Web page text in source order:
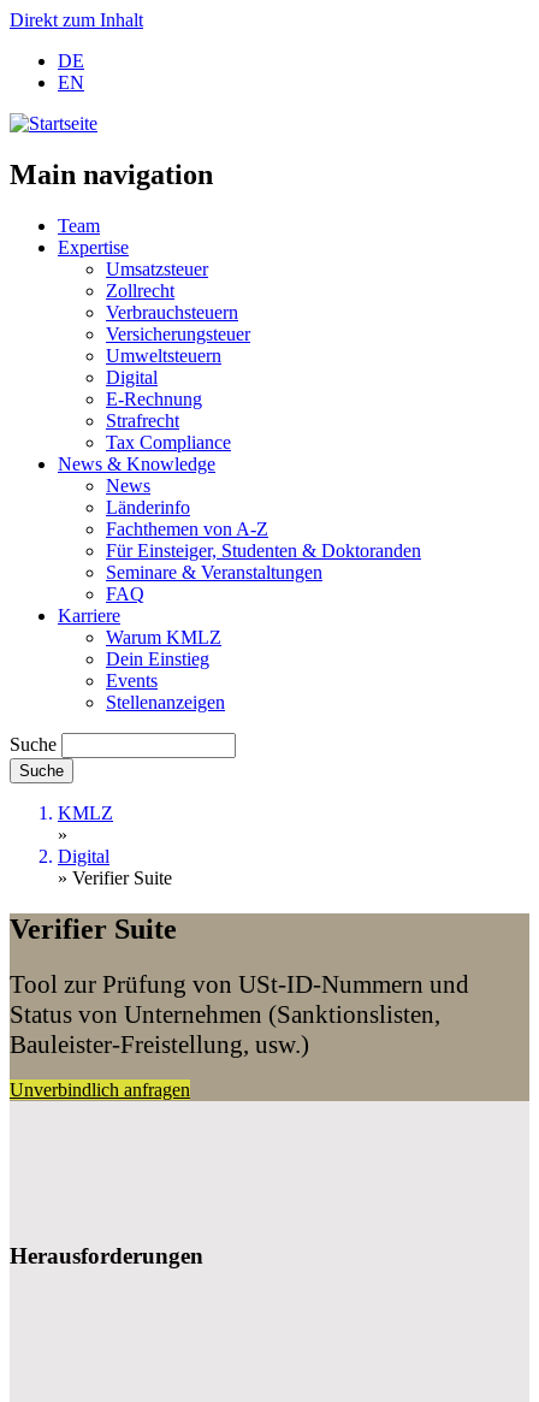
Direkt zum Inhalt
DE
EN
Main navigation
Team
Expertise
Umsatzsteuer
Zollrecht
Verbrauchsteuern
Versicherungsteuer
Umweltsteuern
Digital
E-Rechnung
Strafrecht
Tax Compliance
News & Knowledge
News
Länderinfo
Fachthemen von A-Z
Für Einsteiger, Studenten & Doktoranden
Seminare & Veranstaltungen
FAQ
Karriere
Warum KMLZ
Dein Einstieg
Events
Stellenanzeigen
Suche
KMLZ
»
Digital
» Verifier Suite
Verifier Suite
Tool zur Prüfung von USt-ID-Nummern und
Status von Unternehmen (Sanktionslisten,
Bauleister-Freistellung, usw.)
Unverbindlich anfragen
Herausforderungen